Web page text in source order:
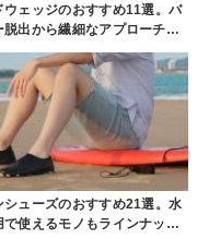
ウェッジのおすすめ11選。バ
脱出から繊細なアプローチ…
シューズのおすすめ21選。水
で使えるモノもラインナッ…